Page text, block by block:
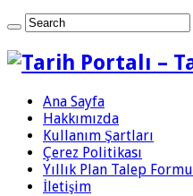
Ana Sayfa
Hakkımızda
Kullanım Şartları
Çerez Politikası
Yıllık Plan Talep Formu
İletişim